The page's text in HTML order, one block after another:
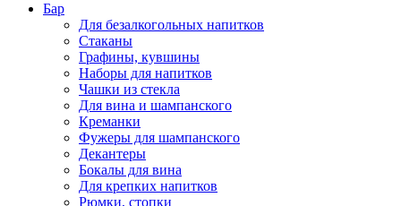
Бар
Для безалкогольных напитков
Стаканы
Графины, кувшины
Наборы для напитков
Чашки из стекла
Для вина и шампанского
Креманки
Фужеры для шампанского
Декантеры
Бокалы для вина
Для крепких напитков
Рюмки, стопки